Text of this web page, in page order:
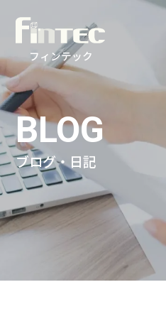
フィンテック
BLOG
ブログ・日記